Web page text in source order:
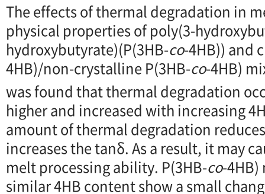
The effects of thermal degradation in
physical properties of poly(3-
hydroxybutyrate)(P(3HB-co-4HB)) and
4HB)/non-crystalline P(3HB-co-4HB)
was found that thermal degradation
higher and increased with increasing
amount of thermal degradation
increases the tanδ. As a result, it may
melt processing ability. P(3HB-co-4HB)
similar 4HB content show a small